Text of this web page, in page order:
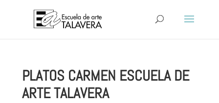
PLATOS CARMEN ESCUELA DE
ARTE TALAVERA